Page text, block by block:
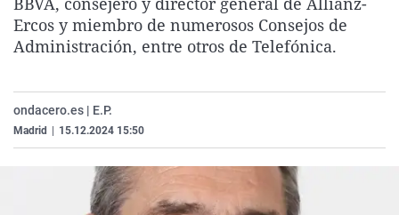
La rosa de los vientos
Gente viajera
Caso
Retornados
Extremadura
Galicia
Virales
Televisión
Ercos y miembro de numerosos Consejos de
Administración, entre otros de Telefónica.
ondacero.es | E.P.
Madrid 15.12.2024 15:50